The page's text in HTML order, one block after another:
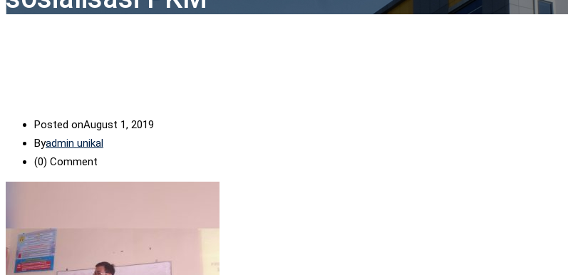
Posted onAugust 1, 2019
Byadmin unikal
(0) Comment